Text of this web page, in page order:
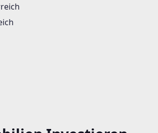
ANLEGEN FÜR DIE
SUCHKRITERIEN
viele Treffer erzeugen. Bitte setzen